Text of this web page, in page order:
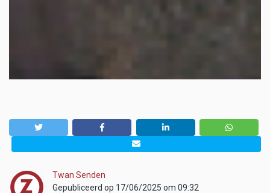
Twan Senden
Gepubliceerd op 17/06/2025 om 09:32